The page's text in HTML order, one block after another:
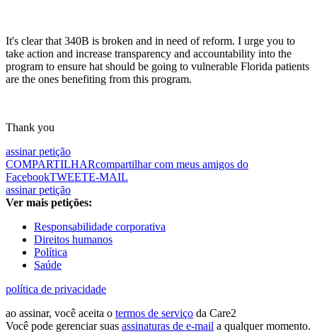
It's clear that 340B is broken and in need of reform. I urge you to
take action and increase transparency and accountability into the
program to ensure hat should be going to vulnerable Florida patients
are the ones benefiting from this program.
Thank you
assinar petição
COMPARTILHARcompartilhar com meus amigos do
FacebookTWEETE-MAIL
assinar petição
Ver mais petições:
Responsabilidade corporativa
Direitos humanos
Política
Saúde
política de privacidade
ao assinar, você aceita o termos de serviço da Care2
Você pode gerenciar suas assinaturas de e-mail a qualquer momento.